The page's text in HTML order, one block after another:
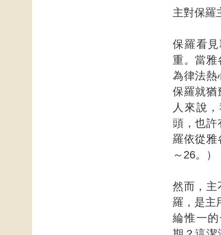
主對保羅
保羅看
重。當雅
為律法熱
保羅就猶
人來說
頭，也許
羅依從雅
～26。）
然而，主
羅，是主
綸惟一